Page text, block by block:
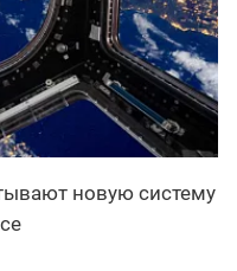
новую систему